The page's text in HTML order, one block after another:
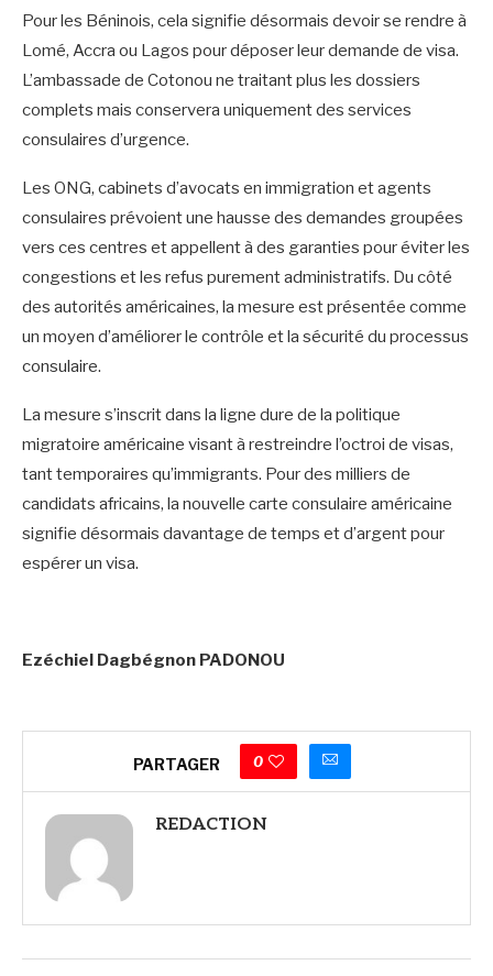
‎Pour les Béninois, cela signifie désormais devoir se rendre à
Lomé, Accra ou Lagos pour déposer leur demande de visa.
L’ambassade de Cotonou ne traitant plus les dossiers
complets mais conservera uniquement des services
consulaires d’urgence.
‎Les ONG, cabinets d’avocats en immigration et agents
consulaires prévoient une hausse des demandes groupées
vers ces centres et appellent à des garanties pour éviter les
congestions et les refus purement administratifs. Du côté
des autorités américaines, la mesure est présentée comme
un moyen d’améliorer le contrôle et la sécurité du processus
consulaire.
‎La mesure s’inscrit dans la ligne dure de la politique
migratoire américaine visant à restreindre l’octroi de visas,
tant temporaires qu’immigrants. Pour des milliers de
candidats africains, la nouvelle carte consulaire américaine
signifie désormais davantage de temps et d’argent pour
espérer un visa.
‎Ezéchiel Dagbégnon PADONOU
PARTAGER 0
REDACTION